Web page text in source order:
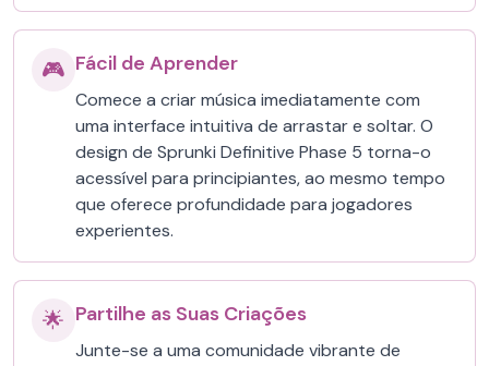
🎮 Fácil de Aprender
Comece a criar música imediatamente com
uma interface intuitiva de arrastar e soltar. O
design de Sprunki Definitive Phase 5 torna-o
acessível para principiantes, ao mesmo tempo
que oferece profundidade para jogadores
experientes.
🌟 Partilhe as Suas Criações
Junte-se a uma comunidade vibrante de